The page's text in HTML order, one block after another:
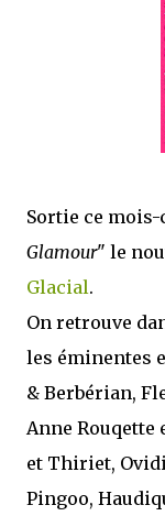
que Thomas
ne connaissait pas,
une ville pleine de
Sortie ce
Glamour" le
Glacial.
On retrouve
les éminentes
& Berbérian,
Anne Rouqette
et Thiriet,
Pingoo,